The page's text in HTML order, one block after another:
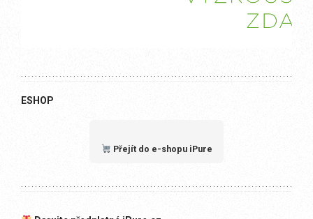
ESHOP
Přejít do e-shopu iPure